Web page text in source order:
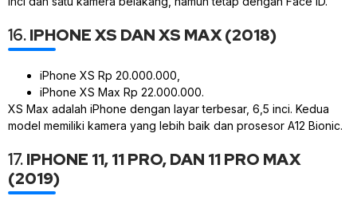
16.IPHONE XS DAN XS MAX (2018)
iPhone XS Rp 20.000.000,
iPhone XS Max Rp 22.000.000.
XS Max adalah iPhone dengan layar terbesar, 6,5 inci. Kedua
model memiliki kamera yang lebih baik dan prosesor A12 Bionic.
17.IPHONE 11, 11 PRO, DAN 11 PRO MAX
(2019)